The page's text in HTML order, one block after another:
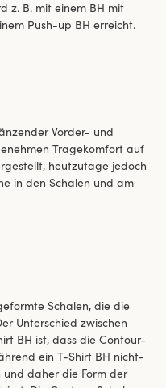
z. B. mit einem BH mit
Push-up BH erreicht.
Vorder- und
Tragekomfort auf
heutzutage jedoch
in den Schalen und am
Schalen, die die
Unterschied zwischen
BH ist, dass die Contour-
ein T-Shirt BH nicht-
daher die Form der